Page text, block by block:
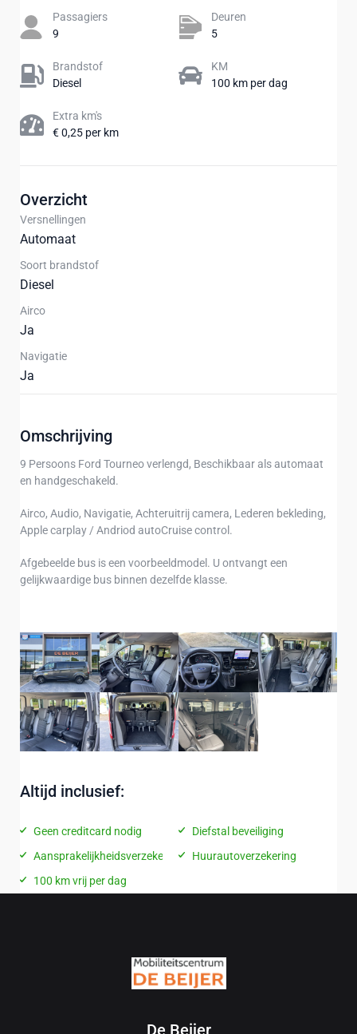
Passagiers​
9
Deuren
5
Brandstof
Diesel
KM
100 km per dag
Extra km's
€ 0,25 per km
Overzicht
Versnellingen
Automaat
Soort brandstof
Diesel
Airco
Ja
Navigatie
Ja
Omschrijving
9 Persoons Ford Tourneo verlengd, Beschikbaar als automaat
en handgeschakeld.
Airco, Audio, Navigatie, Achteruitrij camera, Lederen bekleding,
Apple carplay / Andriod autoCruise control.
Afgebeelde bus is een voorbeeldmodel. U ontvangt een
gelijkwaardige bus binnen dezelfde klasse.
Altijd inclusief:
Geen creditcard nodig
Diefstal beveiliging
Aansprakelijkheidsverzekering
Huurautoverzekering
100 km vrij per dag